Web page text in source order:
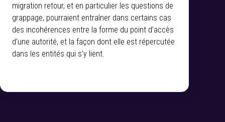
migration retour, et en particulier les questions de
grappage, pourraient entraîner dans certains cas
des incohérences entre la forme du point d’accès
d’une autorité, et la façon dont elle est répercutée
dans les entités qui s’y lient.